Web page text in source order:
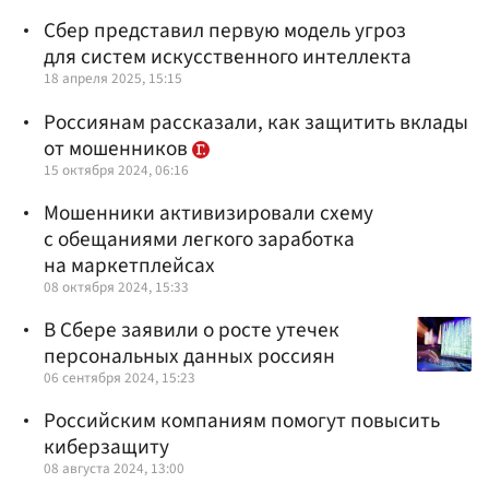
Сбер представил первую модель угроз
для систем искусственного интеллекта
18 апреля 2025, 15:15
Россиянам рассказали, как защитить вклады
от мошенников
15 октября 2024, 06:16
Мошенники активизировали схему
с обещаниями легкого заработка
на маркетплейсах
08 октября 2024, 15:33
В Сбере заявили о росте утечек
персональных данных россиян
06 сентября 2024, 15:23
Российским компаниям помогут повысить
киберзащиту
08 августа 2024, 13:00